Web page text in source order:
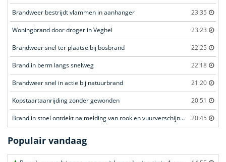
Brandweer bestrijdt vlammen in aanhanger 23:35
Woningbrand door droger in Veghel 23:23
Brandweer snel ter plaatse bij bosbrand 22:25
Brand in berm langs snelweg 22:18
Brandweer snel in actie bij natuurbrand 21:20
Kopstaartaanrijding zonder gewonden 20:51
Brand in stoel ontdekt na melding van rook en vuurverschijnselen in portiekflat 20:45
Populair vandaag